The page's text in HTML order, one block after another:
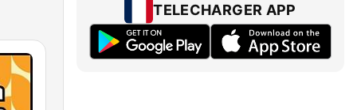
TELECHARGER APP